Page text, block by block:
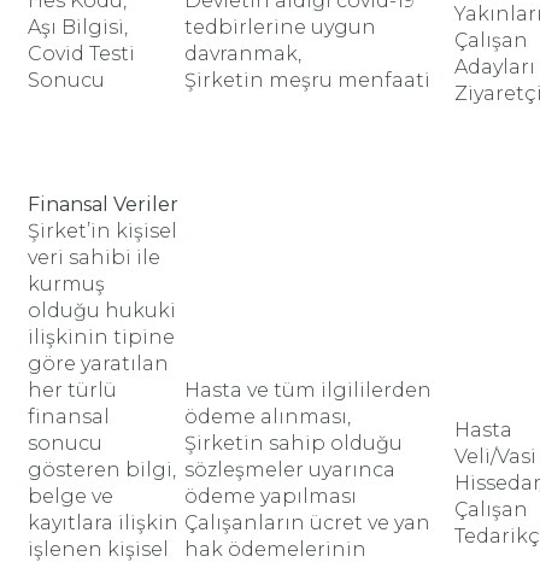
Aşı Bilgisi,
Covid Testi
Sonucu
tedbirlerine uygun
davranmak,
Şirketin meşru menfaati
Çalışan
Adayları
Finansal Veriler
Şirket’in kişisel
veri sahibi ile
kurmuş
olduğu hukuki
ilişkinin tipine
göre yaratılan
her türlü
finansal
sonucu
gösteren bilgi,
belge ve
kayıtlara ilişkin
işlenen kişisel
Hasta ve tüm ilgililerden
ödeme alınması,
Şirketin sahip olduğu
sözleşmeler uyarınca
ödeme yapılması
Çalışanların ücret ve yan
hak ödemelerinin
Hasta
Veli/Vasi
Çalışan